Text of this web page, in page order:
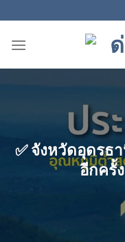
ไป
✅ จังหวัดอุดรธ
อีกครั้